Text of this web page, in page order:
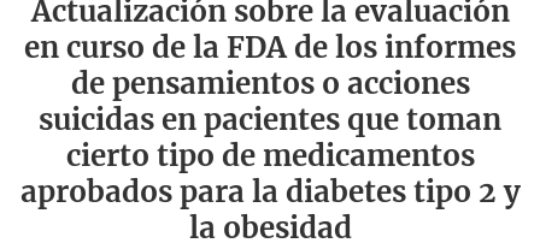
Actualización sobre la evaluación
en curso de la FDA de los informes
de pensamientos o acciones
suicidas en pacientes que toman
cierto tipo de medicamentos
aprobados para la diabetes tipo 2 y
la obesidad